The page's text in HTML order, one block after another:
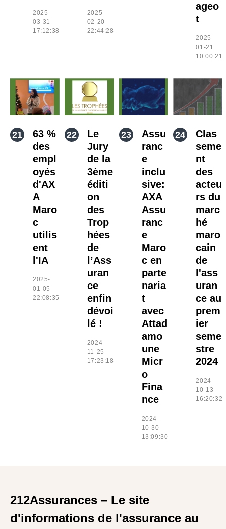
2025-
03-31
17:12:38
2025-
02-20
22:44:28
ageo
t
2025-
01-21
10:00:21
63 %
des
empl
oyés
d'AX
A
Maro
c
utilis
ent
l'IA
2025-
01-05
22:08:35
Le
Jury
de la
3ème
éditi
on
des
Trop
hées
de
l’Ass
uran
ce
enfin
dévoi
lé !
2024-
11-25
17:23:18
Assu
ranc
e
inclu
sive:
AXA
Assu
ranc
e
Maro
c en
parte
naria
t
avec
Attad
amo
une
Micr
o
Fina
nce
2024-
10-30
13:09:30
Clas
seme
nt
des
acteu
rs du
marc
hé
maro
cain
de
l'ass
uran
ce au
prem
ier
seme
stre
2024
2024-
10-13
16:20:32
212Assurances – Le site
d'informations de l'assurance au